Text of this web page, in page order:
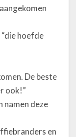
hoefde
De beste
ook!”
namen deze
en